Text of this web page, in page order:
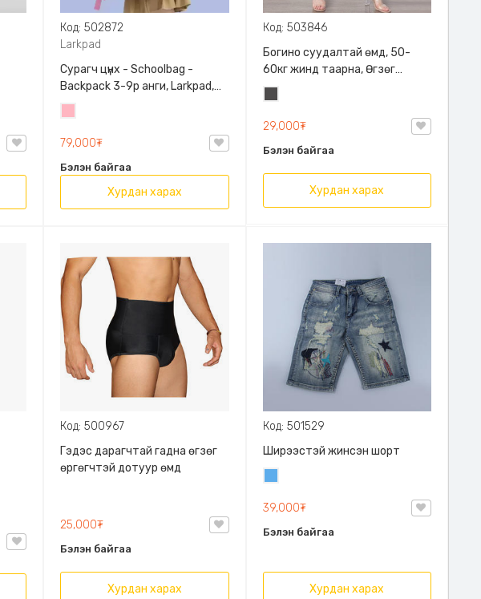
Код: 502872
Larkpad
Сурагч цүнх - Schoolbag -
Backpack 3-9р анги, Larkpad,
9009-10128, Цацруулагчтай,
Олон тасалгаатай
79,000₮
Бэлэн байгаа
Хурдан харах
Код: 503846
Богино суудалтай өмд, 50-
60кг жинд таарна, Өгзөг
өргөгчтэй
29,000₮
Бэлэн байгаа
Хурдан харах
Код: 500967
Гэдэс дарагчтай гадна өгзөг
өргөгчтэй дотуур өмд
25,000₮
Бэлэн байгаа
Хурдан харах
Код: 501529
Ширээстэй жинсэн шорт
39,000₮
Бэлэн байгаа
Хурдан харах